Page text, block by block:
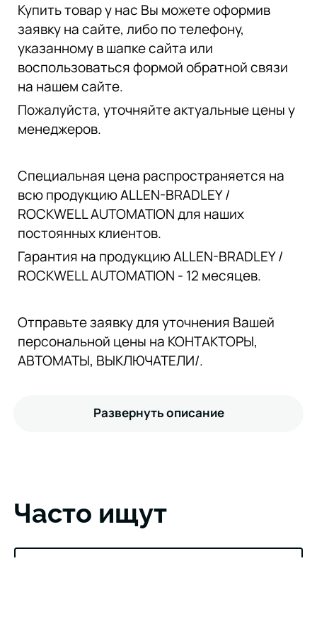
Купить товар у нас Вы можете оформив
заявку на сайте, либо по телефону,
указанному в шапке сайта или
воспользоваться формой обратной связи
на нашем сайте.
Пожалуйста, уточняйте актуальные цены у
менеджеров.
Специальная цена распространяется на
всю продукцию ALLEN-BRADLEY /
ROCKWELL AUTOMATION для наших
постоянных клиентов.
Гарантия на продукцию ALLEN-BRADLEY /
ROCKWELL AUTOMATION - 12 месяцев.
Отправьте заявку для уточнения Вашей
персональной цены на КОНТАКТОРЫ,
АВТОМАТЫ, ВЫКЛЮЧАТЕЛИ/.
Развернуть описание
Часто ищут